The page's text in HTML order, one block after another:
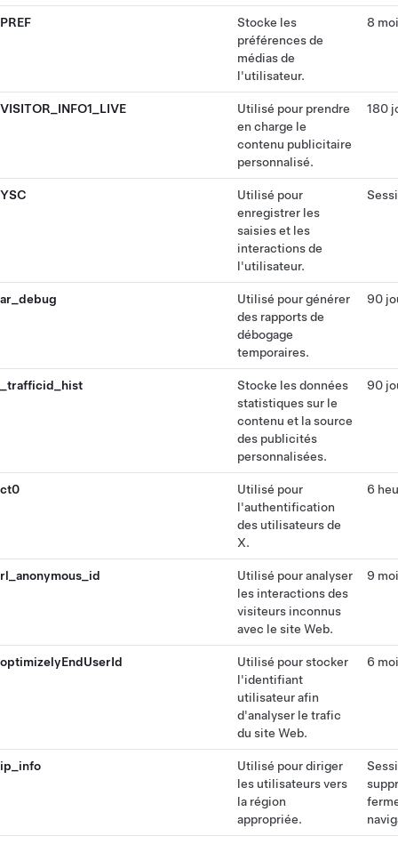
PREF
Stocke les
préférences de
médias de
l'utilisateur.
8
VISITOR_INFO1_LIVE
Utilisé pour prendre
en charge le
contenu publicitaire
personnalisé.
180
YSC
Utilisé pour
enregistrer les
saisies et les
interactions de
l'utilisateur.
ar_debug
Utilisé pour générer
des rapports de
débogage
temporaires.
90
_trafficid_hist
Stocke les données
statistiques sur le
contenu et la source
des publicités
personnalisées.
90
ct0
Utilisé pour
l'authentification
des utilisateurs de
X.
6
rl_anonymous_id
Utilisé pour analyser
les interactions des
visiteurs inconnus
avec le site Web.
9
optimizelyEndUserId
Utilisé pour stocker
l'identifiant
utilisateur afin
d'analyser le trafic
du site Web.
6
ip_info
Utilisé pour diriger
les utilisateurs vers
la région
appropriée.